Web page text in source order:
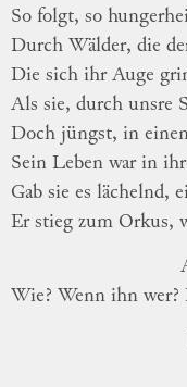
So folgt, so
Durch Wälder, die
Die sich ihr Auge
Als sie, durch unsre
Doch jüngst, in
Sein Leben war in
Gab sie es lächelnd,
Er stieg zum Orkus,
Wie? Wenn ihn